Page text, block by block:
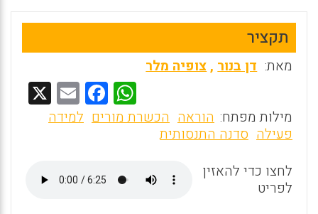
תקציר
מאת: דן בנור,צופיה מלר
W
h
A
F
a
o
E
m מילות מפתח: הוראה הכשרת מורים למידה
פעילה סדנה התנסותית
לחצו כדי להאזין
לפריט